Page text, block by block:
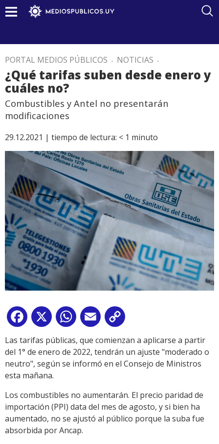
PORTAL MEDIOS PÚBLICOS . NOTICIAS .
¿Qué tarifas suben desde enero y
cuáles no?
Combustibles y Antel no presentarán
modificaciones
29.12.2021 | tiempo de lectura: < 1 minuto
Facebook
X WhatsApp
Email
Link
Las tarifas públicas, que comienzan a aplicarse a partir
del 1° de enero de 2022, tendrán un ajuste "moderado o
neutro", según se informó en el Consejo de Ministros
esta mañana.
Los combustibles no aumentarán. El precio paridad de
importación (PPI) data del mes de agosto, y si bien ha
aumentado, no se ajustó al público porque la suba fue
absorbida por Ancap.